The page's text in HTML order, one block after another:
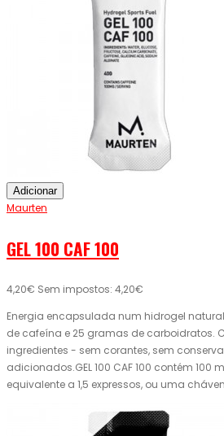
Adicionar
Maurten
GEL 100 CAF 100
4,20€ Sem impostos: 4,20€
Energia encapsulada num hidrogel
de cafeína e 25 gramas de carboidratos.
ingredientes - sem corantes, sem
adicionados.GEL 100 CAF 100 contém 100
equivalente a 1,5 expressos, ou uma